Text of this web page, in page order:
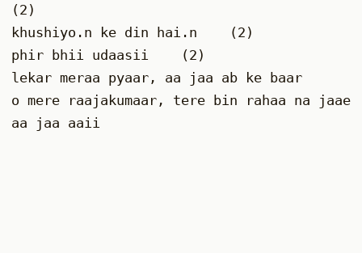
(2)
khushiyo.n ke din hai.n    (2)
phir bhii udaasii    (2)
lekar meraa pyaar, aa jaa ab ke baar
o mere raajakumaar, tere bin rahaa na jaae
aa jaa aaii